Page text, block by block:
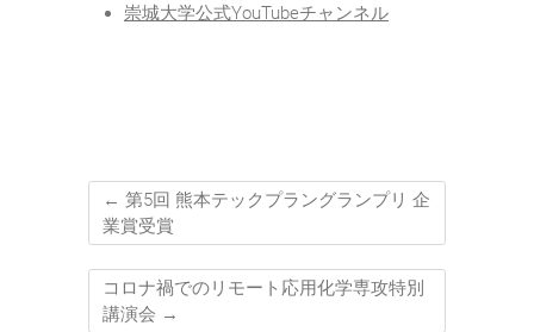
崇城大学公式YouTubeチャンネル
← 第5回 熊本テックプラングランプリ 企
業賞受賞
コロナ禍でのリモート応用化学専攻特別
講演会 →